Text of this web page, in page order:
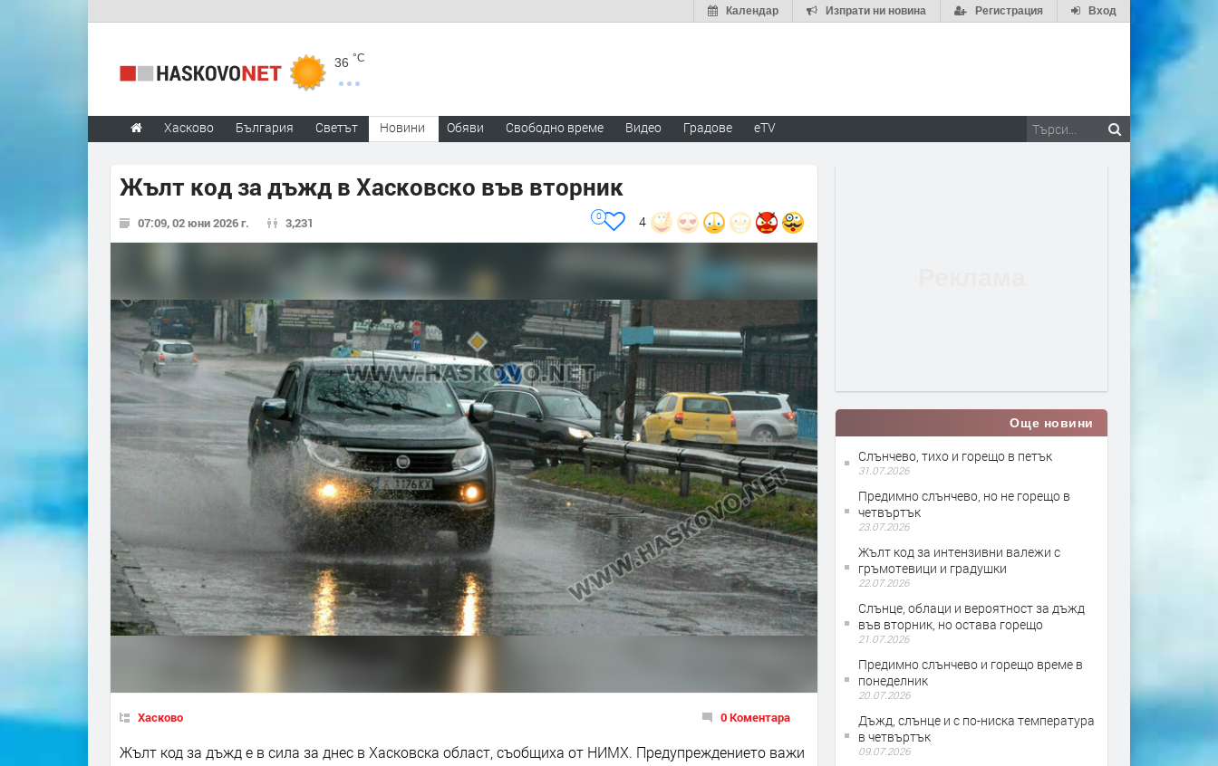
Вход
Регистрация
Изпрати ни новина
Календар
36 °C
Хасково България Светът Новини Обяви Свободно време Видео Градове eTV
Жълт код за дъжд в Хасковско във вторник
07:09, 02 юни 2026 г. 3,231 4
0
Хасково 0 Коментара
Жълт код за дъжд е в сила за днес в Хасковска област, съобщиха от НИМХ. Предупреждението важи
Още новини
Слънчево, тихо и горещо в петък
31.07.2026
Предимно слънчево, но не горещо в
четвъртък
23.07.2026
Жълт код за интензивни валежи с
гръмотевици и градушки
22.07.2026
Слънце, облаци и вероятност за дъжд
във вторник, но остава горещо
21.07.2026
Предимно слънчево и горещо време в
понеделник
20.07.2026
Дъжд, слънце и с по-ниска температура
в четвъртък
09.07.2026